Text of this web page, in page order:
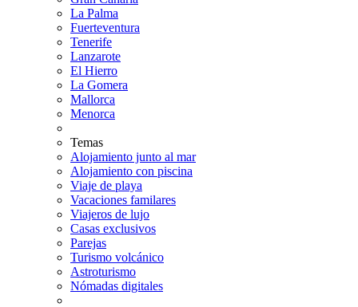
La Palma
Fuerteventura
Tenerife
Lanzarote
El Hierro
La Gomera
Mallorca
Menorca
Temas
Alojamiento junto al mar
Alojamiento con piscina
Viaje de playa
Vacaciones familares
Viajeros de lujo
Casas exclusivos
Parejas
Turismo volcánico
Astroturismo
Nómadas digitales